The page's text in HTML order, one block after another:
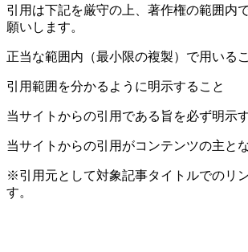
引用は下記を厳守の上、著作権の範囲内
願いします。
正当な範囲内（最小限の複製）で用いる
引用範囲を分かるように明示すること
当サイトからの引用である旨を必ず明示
当サイトからの引用がコンテンツの主と
※引用元として対象記事タイトルでのリ
す。